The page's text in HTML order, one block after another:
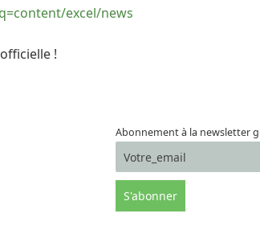
excel/news
!
Abonnement à la newsletter